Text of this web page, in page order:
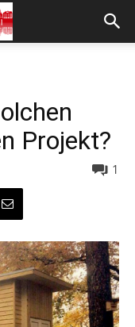
Projekt?
1